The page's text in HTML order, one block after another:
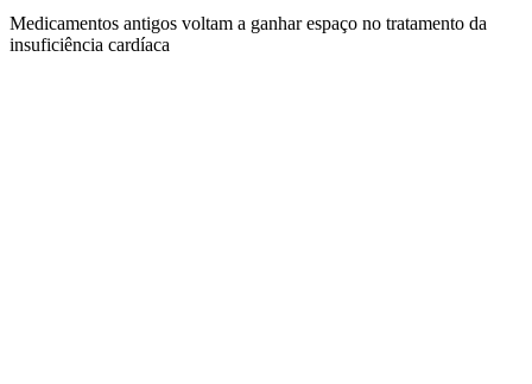
Medicamentos antigos voltam a ganhar espaço no tratamento da
insuficiência cardíaca